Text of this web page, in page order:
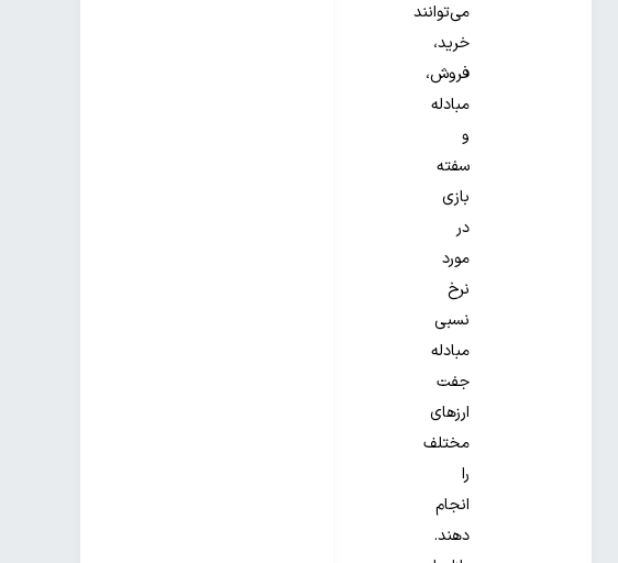
می‌توانند
خرید،
فروش،
مبادله
و
سفته
بازی
در
مورد
نرخ
نسبی
مبادله
جفت
ارزهای
مختلف
را
انجام
دهند.